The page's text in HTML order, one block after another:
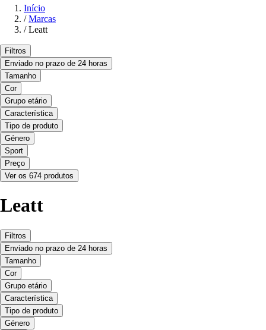
Início
/ Marcas
/ Leatt
Filtros
Enviado no prazo de 24 horas
Tamanho
Cor
Grupo etário
Característica
Tipo de produto
Género
Sport
Preço
Ver os 674 produtos
Leatt
Filtros
Enviado no prazo de 24 horas
Tamanho
Cor
Grupo etário
Característica
Tipo de produto
Género